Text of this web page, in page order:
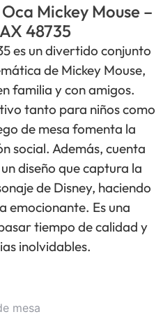
Mickey Mouse –
48735
es un divertido conjunto
de Mickey Mouse,
familia y con amigos.
tanto para niños como
de mesa fomenta la
social. Además, cuenta
diseño que captura la
de Disney, haciendo
emocionante. Es una
tiempo de calidad y
inolvidables.
mesa